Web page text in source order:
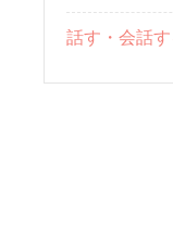
話す・会話